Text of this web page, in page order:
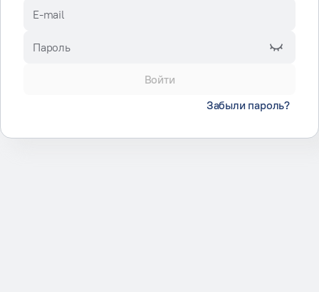
E-mail
Пароль
Войти
Забыли пароль?